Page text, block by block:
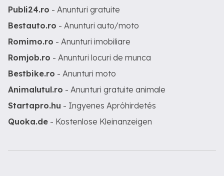
Publi24.ro - Anunturi gratuite
Bestauto.ro - Anunturi auto/moto
Romimo.ro - Anunturi imobiliare
Romjob.ro - Anunturi locuri de munca
Bestbike.ro - Anunturi moto
Animalutul.ro - Anunturi gratuite animale
Startapro.hu - Ingyenes Apróhirdetés
Quoka.de - Kostenlose Kleinanzeigen